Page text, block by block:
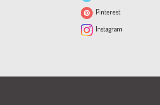
Pinterest
Instagram